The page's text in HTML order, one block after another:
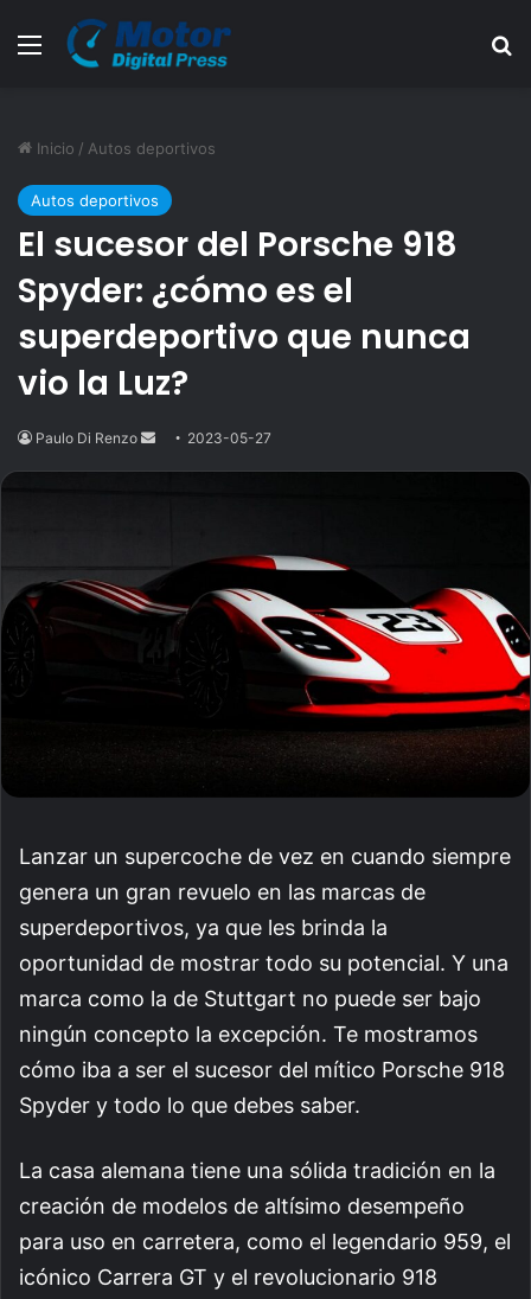
Menú
Inicio / Autos deportivos
Autos deportivos
El sucesor del Porsche 918
Spyder: ¿cómo es el
superdeportivo que nunca
vio la Luz?
Paulo Di Renzo
Send2023-05-27
Lanzar un supercoche de vez en cuando siempre
genera un gran revuelo en las marcas de
superdeportivos, ya que les brinda la
oportunidad de mostrar todo su potencial. Y una
marca como la de Stuttgart no puede ser bajo
ningún concepto la excepción. Te mostramos
cómo iba a ser el sucesor del mítico Porsche 918
Spyder y todo lo que debes saber.
La casa alemana tiene una sólida tradición en la
creación de modelos de altísimo desempeño
para uso en carretera, como el legendario 959, el
icónico Carrera GT y el revolucionario 918